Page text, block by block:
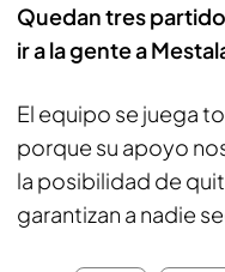
Quedan tres
ir a la gente a
El equipo se juega
porque su apoyo
la posibilidad de
garantizan a nadie